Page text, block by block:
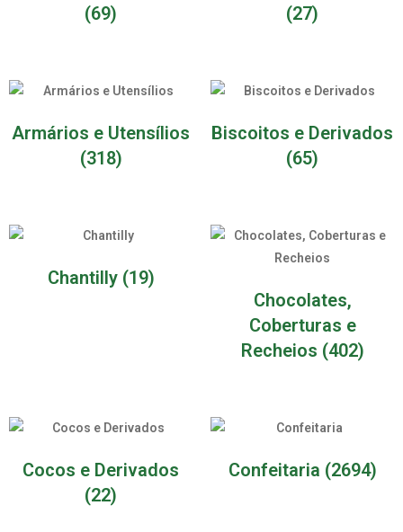
(69)
(27)
Armários e Utensílios
(318)
Biscoitos e Derivados
(65)
Chantilly (19)
Chocolates,
Coberturas e
Recheios (402)
Cocos e Derivados
(22)
Confeitaria (2694)